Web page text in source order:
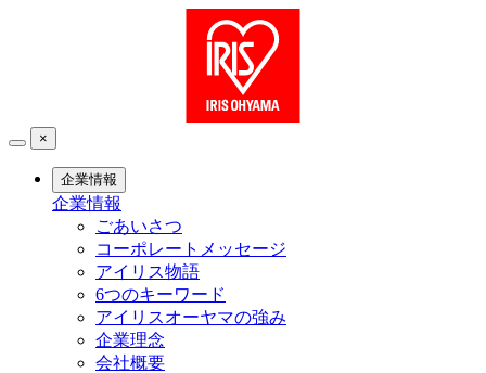
×
企業情報
企業情報
ごあいさつ
コーポレートメッセージ
アイリス物語
6つのキーワード
アイリスオーヤマの強み
企業理念
会社概要